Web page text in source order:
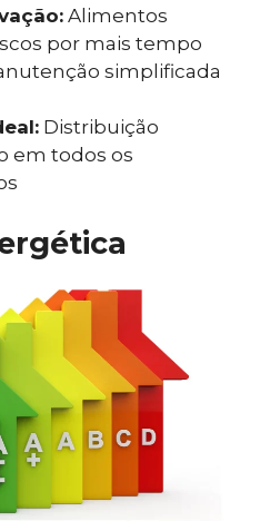
Alimentos
por mais tempo
simplificada
Distribuição
em todos os